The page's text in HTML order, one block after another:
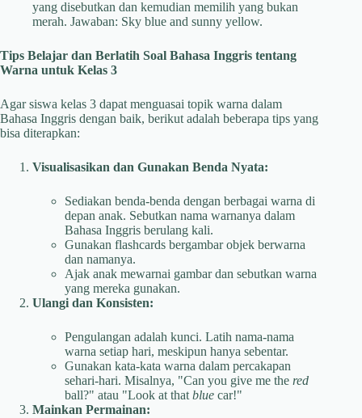
yang disebutkan dan kemudian memilih yang bukan
merah. Jawaban: Sky blue and sunny yellow.
Tips Belajar dan Berlatih Soal Bahasa Inggris tentang
Warna untuk Kelas 3
Agar siswa kelas 3 dapat menguasai topik warna dalam
Bahasa Inggris dengan baik, berikut adalah beberapa tips yang
bisa diterapkan:
Visualisasikan dan Gunakan Benda Nyata:
Sediakan benda-benda dengan berbagai warna di
depan anak. Sebutkan nama warnanya dalam
Bahasa Inggris berulang kali.
Gunakan flashcards bergambar objek berwarna
dan namanya.
Ajak anak mewarnai gambar dan sebutkan warna
yang mereka gunakan.
Ulangi dan Konsisten:
Pengulangan adalah kunci. Latih nama-nama
warna setiap hari, meskipun hanya sebentar.
Gunakan kata-kata warna dalam percakapan
sehari-hari. Misalnya, "Can you give me the red
ball?" atau "Look at thatblue car!"
Mainkan Permainan: